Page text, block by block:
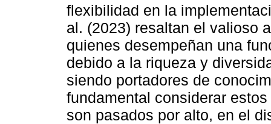
flexibilidad en la
al. (2023) resaltan el valioso
quienes desempeñan una
debido a la riqueza y
siendo portadores de
fundamental considerar
son pasados por alto, en el